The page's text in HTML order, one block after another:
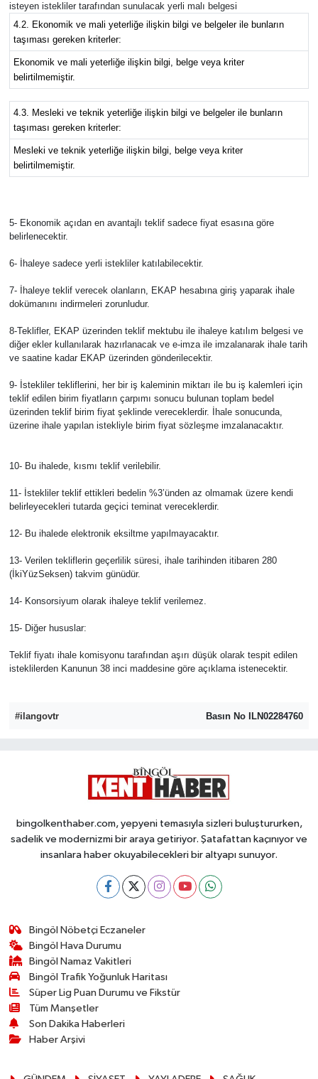
isteyen istekliler tarafından sunulacak yerli malı belgesi
4.2. Ekonomik ve mali yeterliğe ilişkin bilgi ve belgeler ile bunların
taşıması gereken kriterler:
Ekonomik ve mali yeterliğe ilişkin bilgi, belge veya kriter
belirtilmemiştir.
4.3. Mesleki ve teknik yeterliğe ilişkin bilgi ve belgeler ile bunların
taşıması gereken kriterler:
Mesleki ve teknik yeterliğe ilişkin bilgi, belge veya kriter
belirtilmemiştir.
5- Ekonomik açıdan en avantajlı teklif sadece fiyat esasına göre
belirlenecektir.
6- İhaleye sadece yerli istekliler katılabilecektir.
7- İhaleye teklif verecek olanların, EKAP hesabına giriş yaparak ihale
dokümanını indirmeleri zorunludur.
8-Teklifler, EKAP üzerinden teklif mektubu ile ihaleye katılım belgesi ve
diğer ekler kullanılarak hazırlanacak ve e-imza ile imzalanarak ihale tarih
ve saatine kadar EKAP üzerinden gönderilecektir.
9- İstekliler tekliflerini, her bir iş kaleminin miktarı ile bu iş kalemleri için
teklif edilen birim fiyatların çarpımı sonucu bulunan toplam bedel
üzerinden teklif birim fiyat şeklinde vereceklerdir. İhale sonucunda,
üzerine ihale yapılan istekliyle birim fiyat sözleşme imzalanacaktır.
10- Bu ihalede, kısmı teklif verilebilir.
11- İstekliler teklif ettikleri bedelin %3’ünden az olmamak üzere kendi
belirleyecekleri tutarda geçici teminat vereceklerdir.
12- Bu ihalede elektronik eksiltme yapılmayacaktır.
13- Verilen tekliflerin geçerlilik süresi, ihale tarihinden itibaren 280
(İkiYüzSeksen) takvim günüdür.
14- Konsorsiyum olarak ihaleye teklif verilemez.
15- Diğer hususlar:
Teklif fiyatı ihale komisyonu tarafından aşırı düşük olarak tespit edilen
isteklilerden Kanunun 38 inci maddesine göre açıklama istenecektir.
#ilangovtr Basın No ILN02284760
bingolkenthaber.com, yepyeni temasıyla sizleri buluştururken,
sadelik ve modernizmi bir araya getiriyor. Şatafattan kaçınıyor ve
insanlara haber okuyabilecekleri bir altyapı sunuyor.
Bingöl Nöbetçi Eczaneler
Bingöl Hava Durumu
Bingöl Namaz Vakitleri
Bingöl Trafik Yoğunluk Haritası
Süper Lig Puan Durumu ve Fikstür
Tüm Manşetler
Son Dakika Haberleri
Haber Arşivi